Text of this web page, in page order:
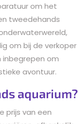
om het
tweedehands
om bij de verkoper
inbegrepen om
avontuur.
aquarium?
prijs van een